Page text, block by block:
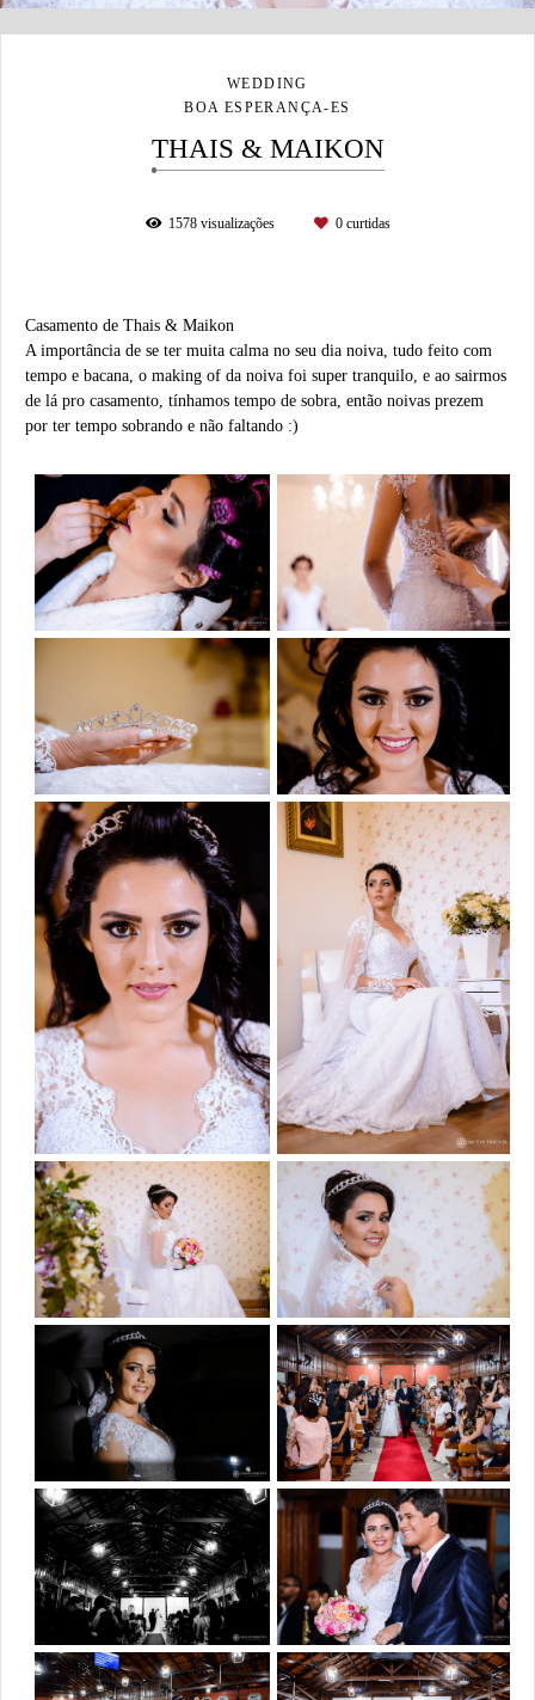
WEDDING
BOA ESPERANÇA-ES
THAIS & MAIKON
1578visualizações 0curtidas
Casamento de Thais & Maikon
A importância de se ter muita calma no seu dia noiva, tudo feito com
tempo e bacana, o making of da noiva foi super tranquilo, e ao sairmos
de lá pro casamento, tínhamos tempo de sobra, então noivas prezem
por ter tempo sobrando e não faltando :)